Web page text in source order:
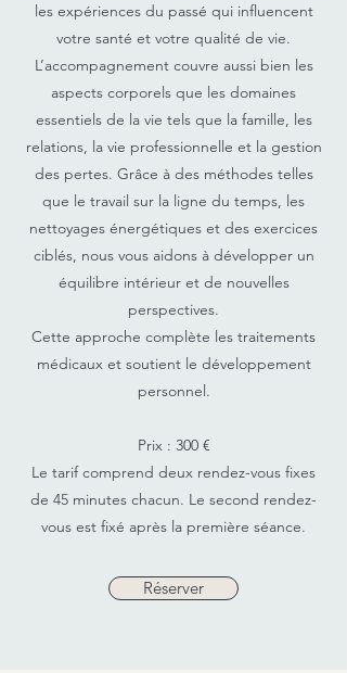
les expériences du passé qui influencent
votre santé et votre qualité de vie.
L’accompagnement couvre aussi bien les
aspects corporels que les domaines
essentiels de la vie tels que la famille, les
relations, la vie professionnelle et la gestion
des pertes. Grâce à des méthodes telles
que le travail sur la ligne du temps, les
nettoyages énergétiques et des exercices
ciblés, nous vous aidons à développer un
équilibre intérieur et de nouvelles
perspectives.
Cette approche complète les traitements
médicaux et soutient le développement
personnel.​​
Prix : 300 €
Le tarif comprend deux rendez-vous fixes
de 45 minutes chacun. Le second rendez-
vous est fixé après la première séance.
Réserver